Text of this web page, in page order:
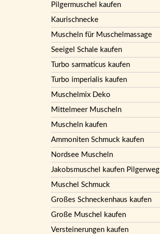
Pilgermuschel kaufen
Kaurischnecke
Muscheln für Muschelmassage
Seeigel Schale kaufen
Turbo sarmaticus kaufen
Turbo imperialis kaufen
Muschelmix Deko
Mittelmeer Muscheln
Muscheln kaufen
Ammoniten Schmuck kaufen
Nordsee Muscheln
Jakobsmuschel kaufen Pilgerweg
Muschel Schmuck
Großes Schneckenhaus kaufen
Große Muschel kaufen
Versteinerungen kaufen